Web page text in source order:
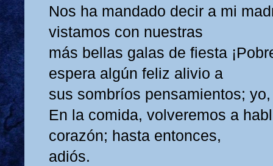
Nos ha mandado decir a mi
vistamos con nuestras
más bellas galas de fiesta
espera algún feliz alivio a
sus sombríos pensamientos;
En la comida, volveremos a
corazón; hasta entonces,
adiós.